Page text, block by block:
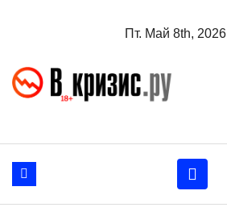
Пт. Май 8th, 2026